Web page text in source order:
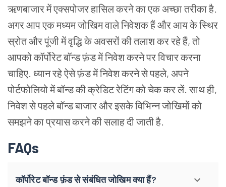
ऋणबाजार में एक्सपोजर हासिल करने का एक अच्छा तरीका है.
अगर आप एक मध्यम जोखिम वाले निवेशक हैं और आय के स्थिर
स्रोत और पूंजी में वृद्धि के अवसरों की तलाश कर रहे हैं, तो
आपको कॉर्पोरेट बॉन्ड फ़ंड में निवेश करने पर विचार करना
चाहिए. ध्यान रहे ऐसे फ़ंड में निवेश करने से पहले, अपने
पोर्टफोलियो में बॉन्ड की क्रेडिट रेटिंग को चेक कर लें. साथ ही,
निवेश से पहले बॉन्ड बाजार और इसके विभिन्न जोखिमों को
समझने का प्रयास करने की सलाह दी जाती है.
FAQs
कॉर्पोरेट बॉन्ड फ़ंड से संबंधित जोखिम क्या हैं?